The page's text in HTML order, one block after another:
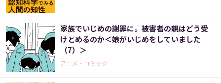
家族でいじめの謝罪に。被害者の親はどう受
けとめるのか＜娘がいじめをしていました
（7）＞
アニメ・コミック